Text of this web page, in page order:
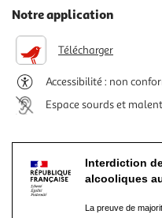
Notre application
Télécharger
Accessibilité : non
Espace sourds et
Interdiction
alcooliques
La preuve de